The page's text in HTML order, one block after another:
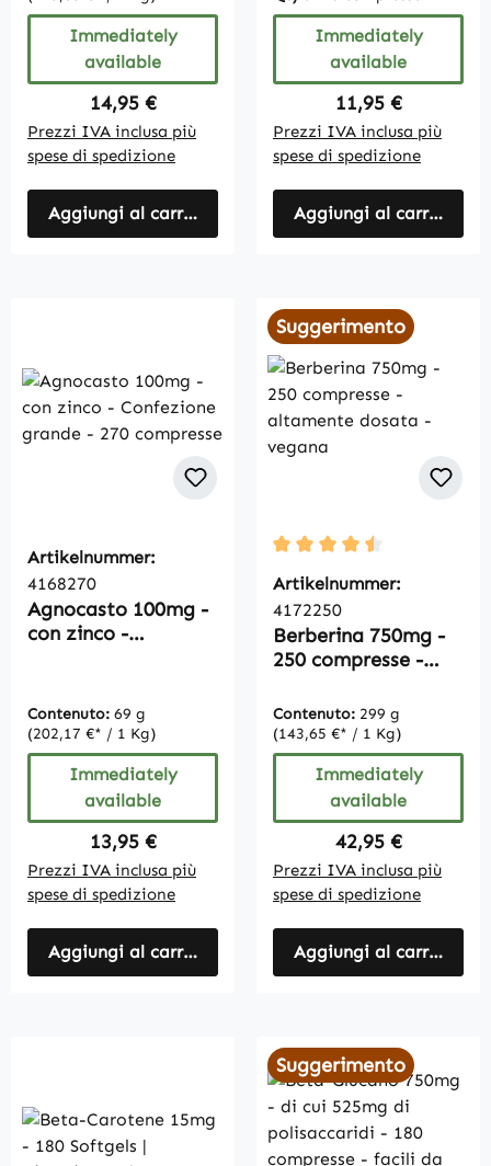
Immediately
available
Regular price:
14,95 €
Prezzi IVA inclusa più
spese di spedizione
Aggiungi al carrello
Immediately
available
Regular price:
11,95 €
Prezzi IVA inclusa più
spese di spedizione
Aggiungi al carrello
Artikelnummer:
4168270
Agnocasto 100mg -
con zinco -
Contenuto: 69 g
(202,17 €* / 1 Kg)
Immediately
available
Regular price:
13,95 €
Prezzi IVA inclusa più
spese di spedizione
Aggiungi al carrello
Suggerimento
Average rating of 4.5
Artikelnummer:
4172250
Berberina 750mg -
250 compresse -
vegana
Contenuto: 299 g
(143,65 €* / 1 Kg)
Immediately
available
Regular price:
42,95 €
Prezzi IVA inclusa più
spese di spedizione
Aggiungi al carrello
Suggerimento